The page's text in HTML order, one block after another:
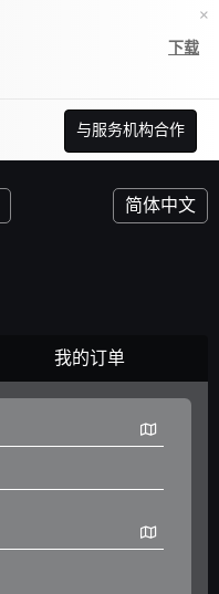
×
下载
与服务机构合作
简体中文